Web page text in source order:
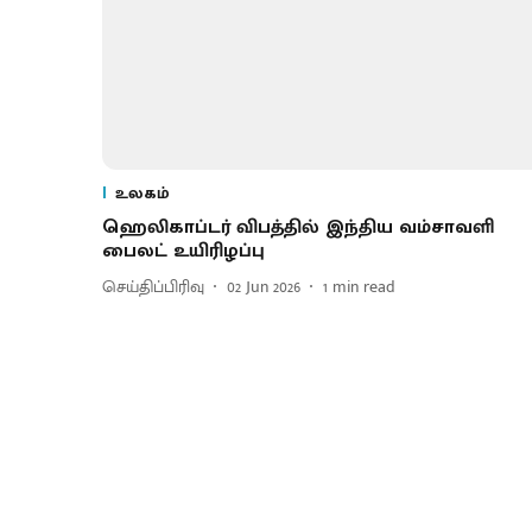
உலகம்
ஹெலிகாப்டர் விபத்தில் இந்திய வம்சாவளி
பைலட் உயிரிழப்பு
செய்திப்பிரிவு 02 Jun 2026 1 min read